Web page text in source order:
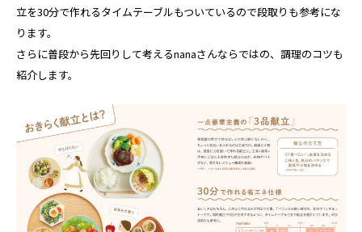
立を30分で作れるタイムテーブルもついているので段取りも参考にな
ります。
さらに普段から先回りして考えるnanaさんならではの、調理のコツも
紹介します。